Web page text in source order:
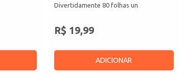
Divertidamente 80 folhas un
R$ 19,99
ADICIONAR